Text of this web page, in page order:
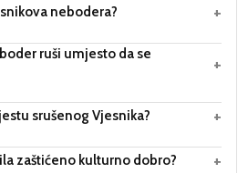
nebodera? +
ruši umjesto da se
+
srušenog Vjesnika? +
zaštićeno kulturno dobro? +